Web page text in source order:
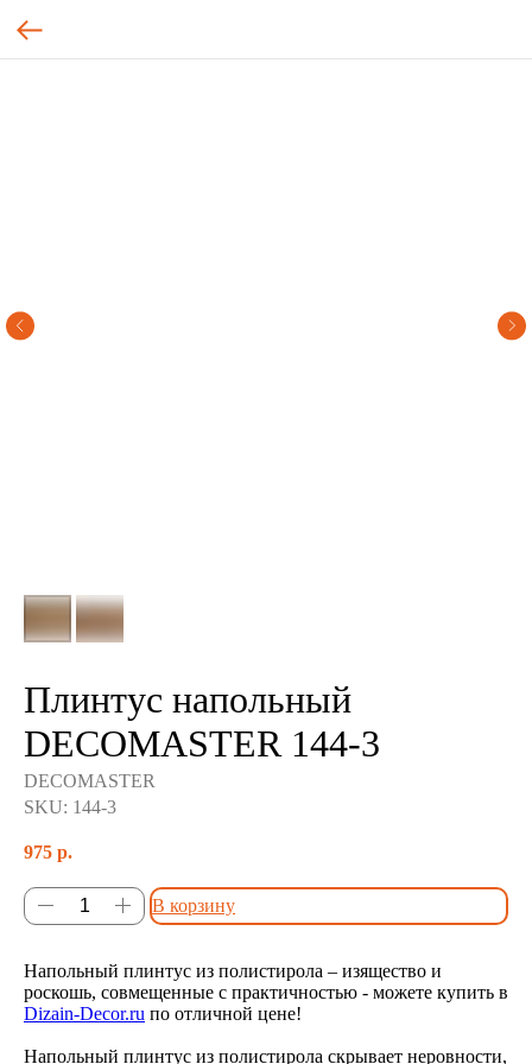
Плинтус напольный
DECOMASTER 144-3
DECOMASTER
SKU: 144-3
975 р.
В корзину
Напольный плинтус из полистирола – изящество и
роскошь, совмещенные с практичностью - можете купить в
Dizain-Decor.ru по отличной цене!
Напольный плинтус из полистирола скрывает неровности,